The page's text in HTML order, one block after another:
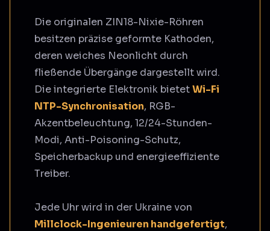
Die originalen ZIN18-Nixie-Röhren
besitzen präzise geformte Kathoden,
deren weiches Neonlicht durch
fließende Übergänge dargestellt wird.
Die integrierte Elektronik bietetWi-Fi
NTP-Synchronisation, RGB-
Akzentbeleuchtung, 12/24-Stunden-
Modi, Anti-Poisoning-Schutz,
Speicherbackup und energieeffiziente
Treiber.
Jede Uhr wird in der Ukraine von
Millclock-Ingenieuren handgefertigt,